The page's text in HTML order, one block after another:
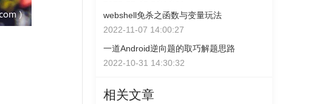
webshell免杀之函数与变量玩法
2022-11-07 14:00:27
一道Android逆向题的取巧解题思路
2022-10-31 14:30:32
相关文章